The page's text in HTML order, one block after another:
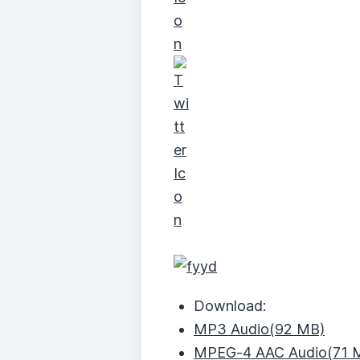
Download:
MP3 Audio(92 MB)
MPEG‑4 AAC Audio(71